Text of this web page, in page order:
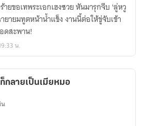
ยขอเทพระเอกเฮงซวย หันมารุกจีบ 'ลู่หวู
ยายมทูตหน้าน้ำแข็ง งานนี้ต่อให้ขู่จับเข้า
ดสะพาน!
น.
กลายเป็นเมียหมอ